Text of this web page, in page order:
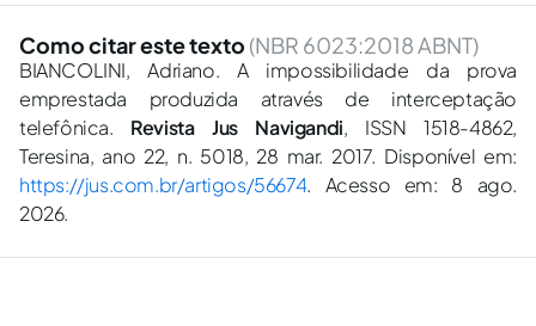
Como citar este texto (NBR 6023:2018 ABNT)
BIANCOLINI, Adriano. A impossibilidade da prova
emprestada produzida através de interceptação
telefônica. Revista Jus Navigandi, ISSN 1518-4862,
Teresina, ano 22, n. 5018, 28 mar. 2017. Disponível em:
https://jus.com.br/artigos/56674. Acesso em: 8 ago.
2026.